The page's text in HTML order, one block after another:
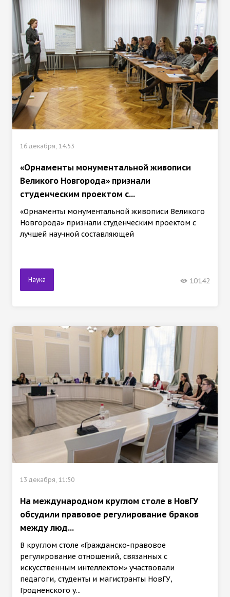
16 декабря, 14:53
«Орнаменты монументальной живописи
Великого Новгорода» признали
студенческим проектом с...
«Орнаменты монументальной живописи Великого
Новгорода» признали студенческим проектом с
лучшей научной составляющей
Наука 10142
13 декабря, 11:50
На международном круглом столе в НовГУ
обсудили правовое регулирование браков
между люд...
В круглом столе «Гражданско-правовое
регулирование отношений, связанных с
искусственным интеллектом» участвовали
педагоги, студенты и магистранты НовГУ,
Гродненского у...